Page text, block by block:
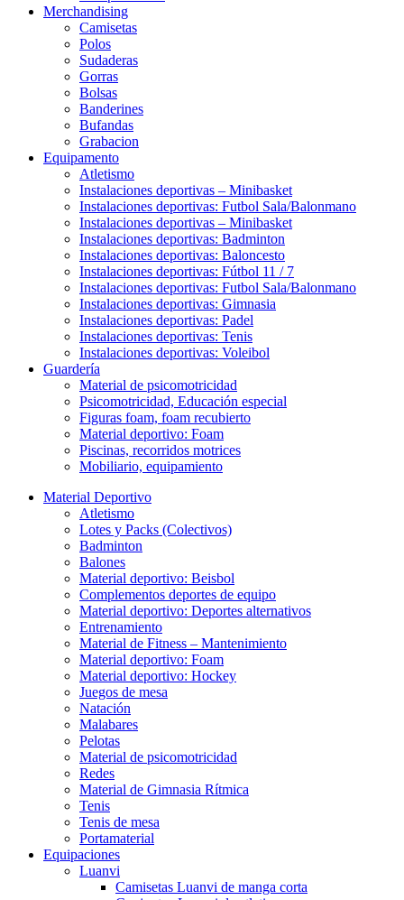
Merchandising
Camisetas
Polos
Sudaderas
Gorras
Bolsas
Banderines
Bufandas
Grabacion
Equipamento
Atletismo
Instalaciones deportivas – Minibasket
Instalaciones deportivas: Futbol Sala/Balonmano
Instalaciones deportivas – Minibasket
Instalaciones deportivas: Badminton
Instalaciones deportivas: Baloncesto
Instalaciones deportivas: Fútbol 11 / 7
Instalaciones deportivas: Futbol Sala/Balonmano
Instalaciones deportivas: Gimnasia
Instalaciones deportivas: Padel
Instalaciones deportivas: Tenis
Instalaciones deportivas: Voleibol
Guardería
Material de psicomotricidad
Psicomotricidad, Educación especial
Figuras foam, foam recubierto
Material deportivo: Foam
Piscinas, recorridos motrices
Mobiliario, equipamiento
Material Deportivo
Atletismo
Lotes y Packs (Colectivos)
Badminton
Balones
Material deportivo: Beisbol
Complementos deportes de equipo
Material deportivo: Deportes alternativos
Entrenamiento
Material de Fitness – Mantenimiento
Material deportivo: Foam
Material deportivo: Hockey
Juegos de mesa
Natación
Malabares
Pelotas
Material de psicomotricidad
Redes
Material de Gimnasia Rítmica
Tenis
Tenis de mesa
Portamaterial
Equipaciones
Luanvi
Camisetas Luanvi de manga corta